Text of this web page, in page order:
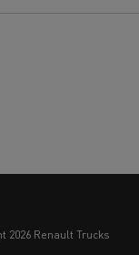
2026 Renault Trucks